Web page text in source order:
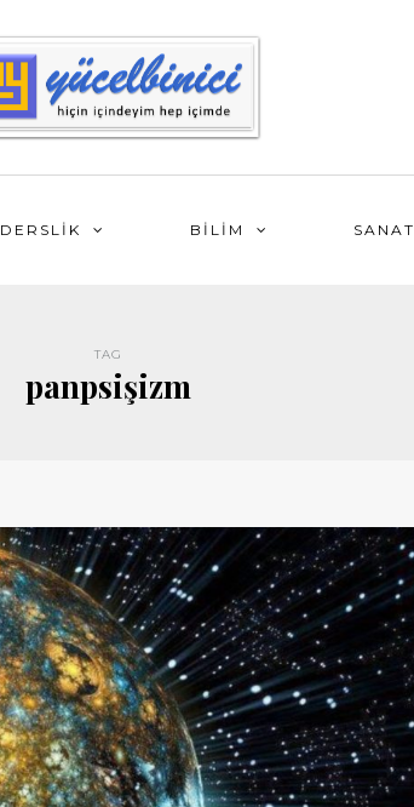
DERSLİK BİLİM SANAT
TAG
panpsişizm